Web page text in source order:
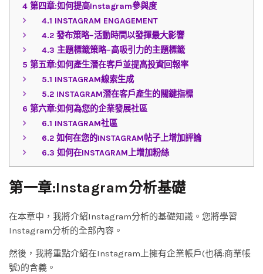
4 第四章:如何提高Instagram參與度
4.1 INSTAGRAM ENGAGEMENT
4.2 發布策略–活動時間以發揮最大影響
4.3 主題標籤策略–高吸引力的主題標籤
5 第五章:如何產生潛在客戶並提高投資回報率
5.1 INSTAGRAM線索生成
5.2 INSTAGRAM潛在客戶產生的關鍵指標
6 第六章:如何為您的企業發展社區
6.1 INSTAGRAM社區
6.2 如何在您的INSTAGRAM帖子上增加評論
6.3 如何在INSTAGRAM上增加粉絲
第一章:Instagram分析基礎
在本章中，我將介紹Instagram分析的基礎知識。您將學習
Instagram分析的全部內容。
然後，我將重點介紹在Instagram上擁有企業帳戶(也稱:商業帳
號)的含義。